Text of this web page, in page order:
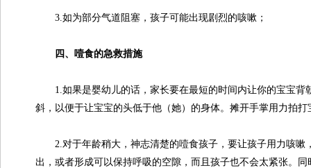
3.如为部分气道阻塞，孩子可能出现剧烈的咳嗽；
四、噎食的急救措施
1.如果是婴幼儿的话，家长要在最短的时间内让你的宝宝背
斜，以便于让宝宝的头低于他（她）的身体。摊开手掌用力拍
2.对于年龄稍大，神志清楚的噎食孩子，要让孩子用力咳嗽
出，或者形成可以保持呼吸的空隙，而且孩子也不会太紧张。